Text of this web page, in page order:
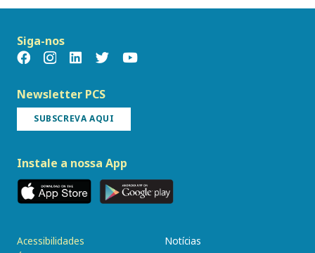
Siga-nos
Newsletter PCS
SUBSCREVA AQUI
Instale a nossa App
Acessibilidades
Notícias